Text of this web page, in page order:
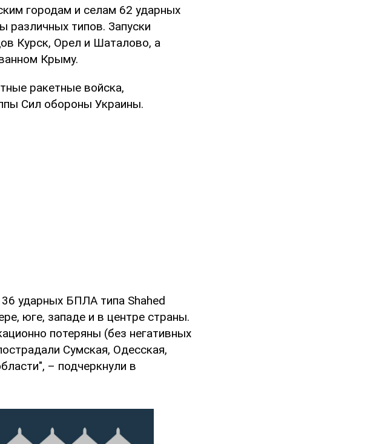
городам и селам 62 ударных
различных типов. Запуски
Курск, Орел и Шаталово, а
Крыму.
ракетные войска,
Сил обороны Украины.
ударных БПЛА типа Shahed
юге, западе и в центре страны.
потеряны (без негативных
Сумская, Одесская,
– подчеркнули в